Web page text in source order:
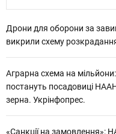
Дрони для оборони за
викрили схему
Аграрна схема на
постануть посадовиці
зерна. Укрінфопрес.
«Санкції на замовлення»: